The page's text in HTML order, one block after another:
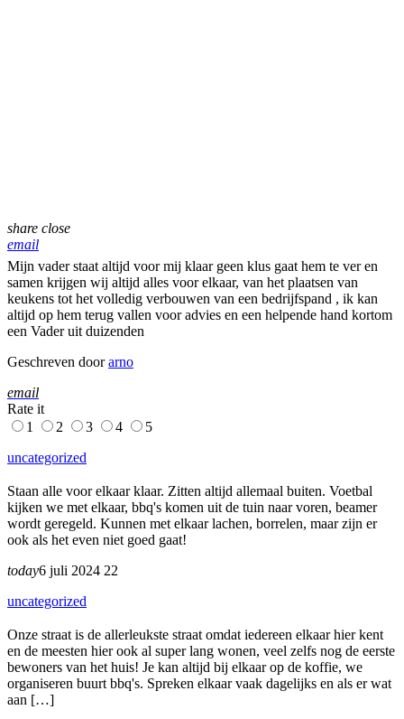
share close
email
Mijn vader staat altijd voor mij klaar geen klus gaat hem te ver en
samen krijgen wij altijd alles voor elkaar, van het plaatsen van
keukens tot het volledig verbouwen van een bedrijfspand , ik kan
altijd op hem terug vallen voor advies en een helpende hand kortom
een Vader uit duizenden
Geschreven doorarno
email
Rate it
1
2 3 4
5
uncategorized
Staan alle voor elkaar klaar. Zitten altijd allemaal buiten. Voetbal
kijken we met elkaar, bbq's komen uit de tuin naar voren, beamer
wordt geregeld. Kunnen met elkaar lachen, borrelen, maar zijn er
ook als het even niet goed gaat!
today6 juli 2024 22
uncategorized
Onze straat is de allerleukste straat omdat iedereen elkaar hier kent
en de meesten hier ook al super lang wonen, veel zelfs nog de eerste
bewoners van het huis! Je kan altijd bij elkaar op de koffie, we
organiseren buurt bbq's. Spreken elkaar vaak dagelijks en als er wat
aan […]